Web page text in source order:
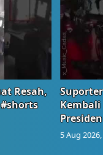
Resah,
Kembali
5 Aug